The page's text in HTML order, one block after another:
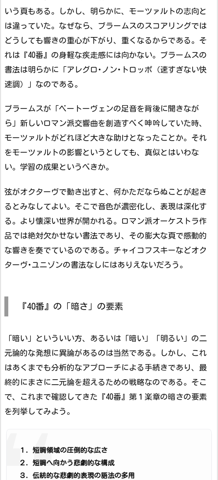
いう頁もある。しかし、明らかに、モーツァルトの志向と
は違っていた。なぜなら、ブラームスのスコアリングでは
どうしても響きの重心が下がり、重くなるからである。そ
れは『40番』の身軽な疾走感には向かない。ブラームスの
書法は明らかに「アレグロ･ノン･トロッポ（速すぎない快
速調）」なのである。
ブラームスが「ベートーヴェンの足音を背後に聞きなが
ら」新しいロマン派交響曲を創造すべく呻吟していた時、
モーツァルトがどれほど大きな助けとなったことか。それ
をモーツァルトの影響というとしても、真似とはいわな
い。学習の成果というべきか。
弦がオクターヴで動き出すと、何かただならぬことが起き
るとみなしてよい。そこで音色が濃密化し、表現は深化す
る。より懐深い世界が開かれる。ロマン派オーケストラ作
品では絶対欠かせない書法であり、その膨大な頁で感動的
な響きを奏でているのである。チャイコフスキーなどオク
ターヴ･ユニゾンの書法なしにはありえないだろう。
『40番』の「暗さ」の要素
「暗い」といういい方、あるいは「暗い」「明るい」の二
元論的な発想に異論があるのは当然である。しかし、これ
はあくまでも分析的なアプローチによる手続きであり、最
終的にまさに二元論を超えるための戦略なのである。そこ
で、これまで確認してきた『40番』第１楽章の暗さの要素
を列挙してみよう。
１．短調領域の圧倒的な広さ
２．短調へ向かう悲劇的な構成
３．伝統的な悲劇的表現の語法の多用